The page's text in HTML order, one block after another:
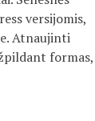
versijomis,
Atnaujinti
formas,